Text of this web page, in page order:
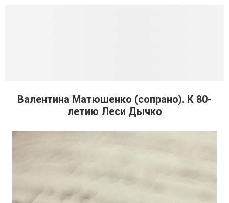
Валентина Матюшенко (сопрано). К 80-
летию Леси Дычко